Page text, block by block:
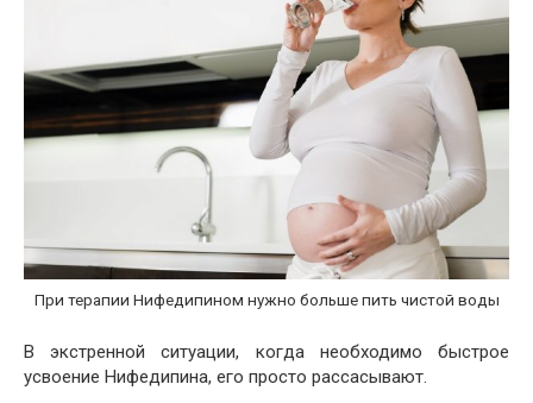
При терапии Нифедипином нужно больше пить чистой воды
В экстренной ситуации, когда необходимо быстрое
усвоение Нифедипина, его просто рассасывают.